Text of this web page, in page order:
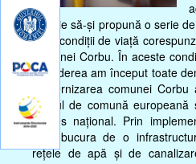
trebuie să-și propună o serie
unor condiții de viață
comunei Corbu. În aceste
încrederea am început toate
modernizarea comunei
nivelul de comună
interes național. Prin
vom bucura de o
rețele de apă și de